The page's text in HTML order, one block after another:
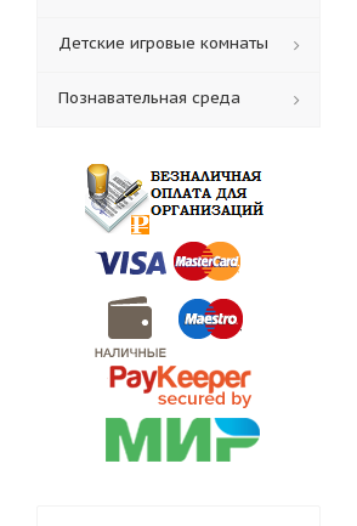
Детские игровые комнаты
Познавательная среда